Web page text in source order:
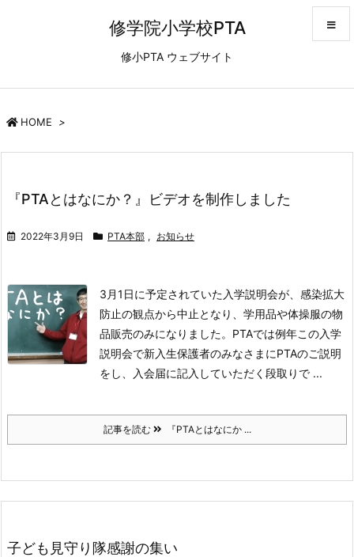
修学院小学校PTA
修小PTA ウェブサイト
HOME >
『PTAとはなにか？』ビデオを制作しました
2022年3月9日 PTA本部 , お知らせ
3月1日に予定されていた入学説明会が、感染拡大
防止の観点から中止となり、学用品や体操服の物
品販売のみになりました。 PTAでは例年この入学
説明会で新入生保護者のみなさまにPTAのご説明
をし、入会届に記入していただく段取りで ...
記事を読む 『PTAとはなにか ...
子ども見守り隊感謝の集い